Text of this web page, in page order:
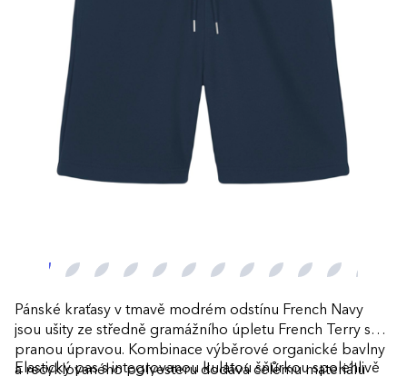
Pánské kraťasy v tmavě modrém odstínu French Navy
jsou ušity ze středně gramážního úpletu French Terry s
pranou úpravou. Kombinace výběrové organické bavlny
a recyklovaného polyesteru dodává celému materiálu
Elastický pas s integrovanou kulatou šňůrkou spolehlivě